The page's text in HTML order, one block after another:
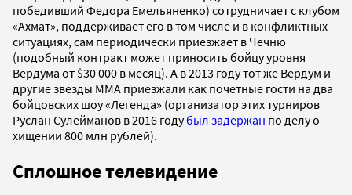
победивший Федора Емельяненко) сотрудничает с клубом
«Ахмат», поддерживает его в том числе и в конфликтных
ситуациях, сам периодически приезжает в Чечню
(подобный контракт может приносить бойцу уровня
Вердума от $30 000 в месяц). А в 2013 году тот же Вердум и
другие звезды ММА приезжали как почетные гости на два
бойцовских шоу «Легенда» (организатор этих турниров
Руслан Сулейманов в 2016 годубыл задержан по делу о
хищении 800 млн рублей).
Сплошное телевидение